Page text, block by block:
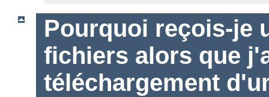
Pourquoi reçois-je
fichiers alors que
téléchargement